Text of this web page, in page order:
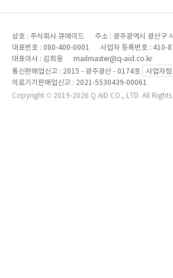
상호 : 주식회사 큐에이드 주소 : 광주광역시 광산구
대표번호 : 080-400-0001 사업자 등록번호 : 410-
대표이사 : 김희웅 mailmaster@q-aid.co.kr
통신판매업신고 : 2015 - 광주광산 - 0174호
사업자정
의료기기판매업신고 : 2021-5530439-00061
Copyright © 2019-2026 Q AID CO., LTD. All Rights